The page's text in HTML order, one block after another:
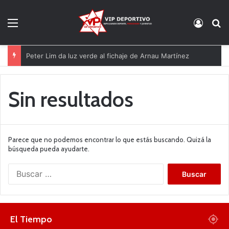
Peter Lim da luz verde al fichaje de Arnau Martínez
Sin resultados
Parece que no podemos encontrar lo que estás buscando. Quizá la
búsqueda pueda ayudarte.
El Tiempo